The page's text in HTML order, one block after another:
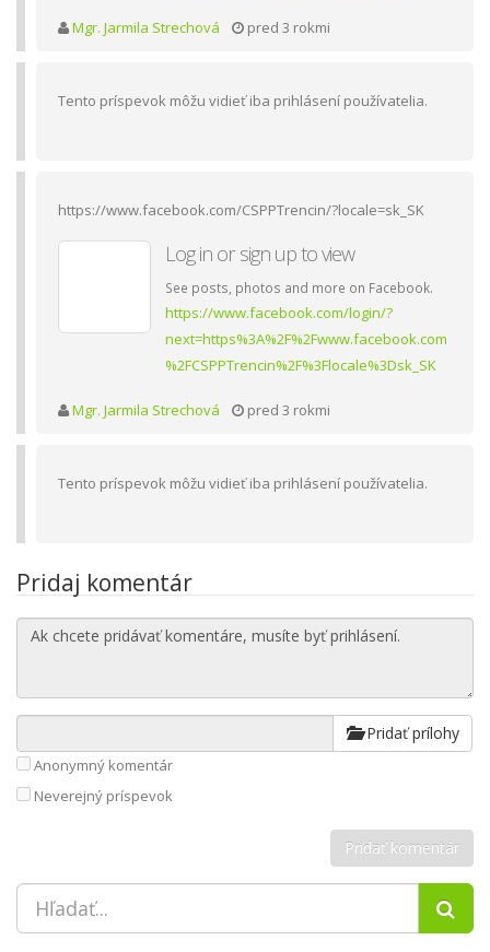
Mgr. Jarmila Strechová pred 3 rokmi
Tento príspevok môžu vidieť iba prihlásení používatelia.
https://www.facebook.com/CSPPTrencin/?locale=sk_SK
Log in or sign up to view
See posts, photos and more on Facebook.
https://www.facebook.com/login/?
next=https%3A%2F%2Fwww.facebook.com
%2FCSPPTrencin%2F%3Flocale%3Dsk_SK
Mgr. Jarmila Strechová pred 3 rokmi
Tento príspevok môžu vidieť iba prihlásení používatelia.
Pridaj komentár
Pridať prílohy
Anonymný komentár
Neverejný príspevok